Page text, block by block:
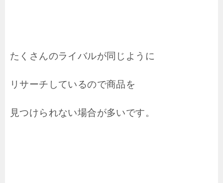
たくさんのライバルが同じように
リサーチしているので商品を
見つけられない場合が多いです。